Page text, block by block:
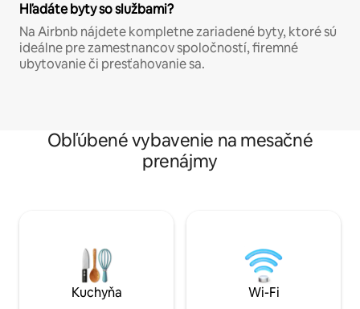
Hľadáte byty so službami?
Na Airbnb nájdete kompletne zariadené byty, ktoré sú
ideálne pre zamestnancov spoločností, firemné
ubytovanie či presťahovanie sa.
Obľúbené vybavenie na mesačné
prenájmy
Kuchyňa Wi-Fi